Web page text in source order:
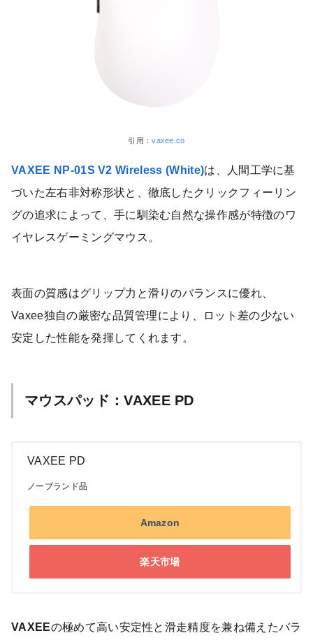
引用：vaxee.co
VAXEE NP-01S V2 Wireless (White)は、人間工学に基
づいた左右非対称形状と、徹底したクリックフィーリン
グの追求によって、手に馴染む自然な操作感が特徴のワ
イヤレスゲーミングマウス。
表面の質感はグリップ力と滑りのバランスに優れ、
Vaxee独自の厳密な品質管理により、ロット差の少ない
安定した性能を発揮してくれます。
マウスパッド：VAXEE PD
VAXEE PD
ノーブランド品
Amazon
楽天市場
VAXEEの極めて高い安定性と滑走精度を兼ね備えたバラ